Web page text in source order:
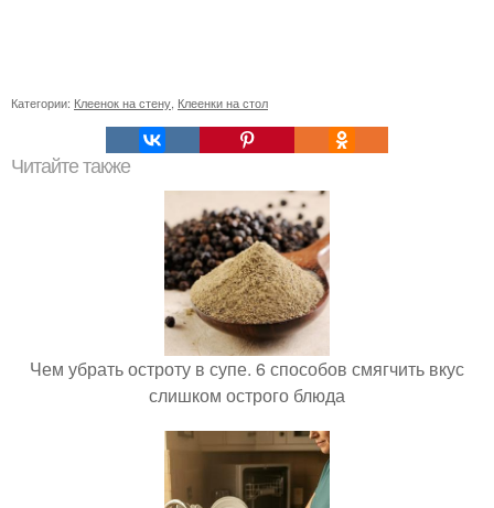
Категории: Клеенок на стену Клеенки на стол
Читайте также
Чем убрать остроту в супе. 6 способов смягчить вкус
слишком острого блюда